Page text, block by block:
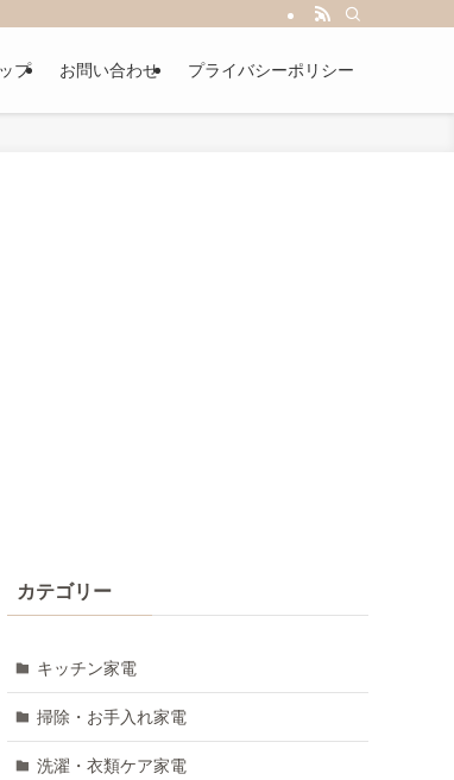
プ お問い合わせ プライバシーポリシー
カテゴリー
キッチン家電
掃除・お手入れ家電
洗濯・衣類ケア家電